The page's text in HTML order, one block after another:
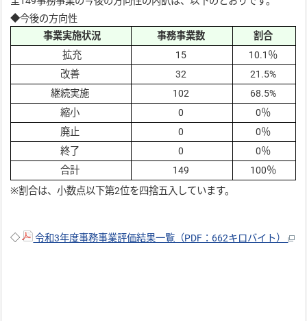
◆今後の方向性
事業実施状況
事務事業数
割合
拡充
15
10.1％
改善
32
21.5%
継続実施
102
68.5%
縮小
0
0％
廃止
0
0％
終了
0
0％
合計
149
100％
※割合は、小数点以下第2位を四捨五入しています。
◇ 令和3年度事務事業評価結果一覧（PDF：662キロバイト）